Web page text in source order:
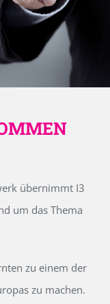
übernimmt I3
um das Thema
zu einem der
zu machen.